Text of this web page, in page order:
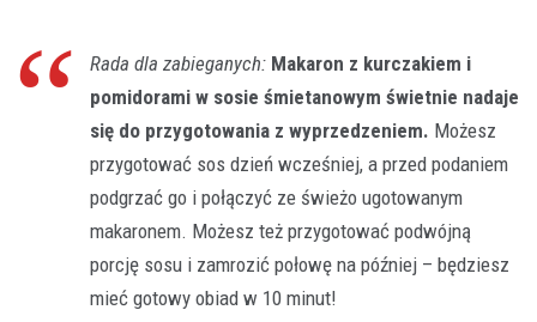
Rada dla zabieganych: Makaron z kurczakiem i
pomidorami w sosie śmietanowym świetnie nadaje
się do przygotowania z wyprzedzeniem. Możesz
przygotować sos dzień wcześniej, a przed podaniem
podgrzać go i połączyć ze świeżo ugotowanym
makaronem. Możesz też przygotować podwójną
porcję sosu i zamrozić połowę na później – będziesz
mieć gotowy obiad w 10 minut!